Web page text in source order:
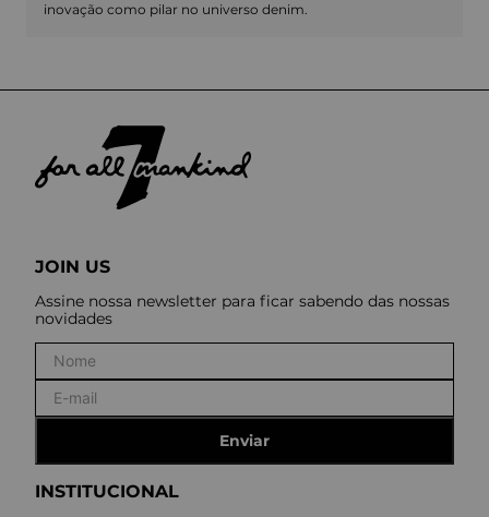
inovação como pilar no universo denim.
INSTITUCIONAL
JOIN US
Assine nossa newsletter para ficar sabendo das nossas
novidades
Enviar